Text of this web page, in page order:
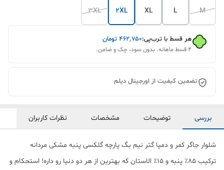
M
L
XL
2XL
3XL
هر قسط با ترب‌پی:۴۶۲٬۷۵۰ تومان
۴ قسط ماهانه. بدون سود، چک و ضامن.
تضمین کیفیت از اورجینال دیلم
بررسی توضیحات مشخصات نظرات کاربران
شلوار جاگر کمر و دمپا گتر نیم بگ پارچه گلکسی پنبه مشکی مردانه
ترکیب ۸۵٪ پنبه و ۱۵٪ الاستان که بهترین از هر دو دنیا رو داره! استحکام و